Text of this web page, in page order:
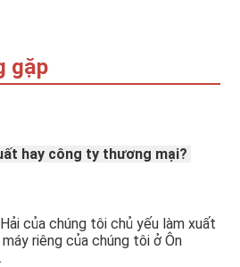
gặp
hay công ty thương mại?
của chúng tôi chủ yếu làm xuất
riêng của chúng tôi ở Ôn